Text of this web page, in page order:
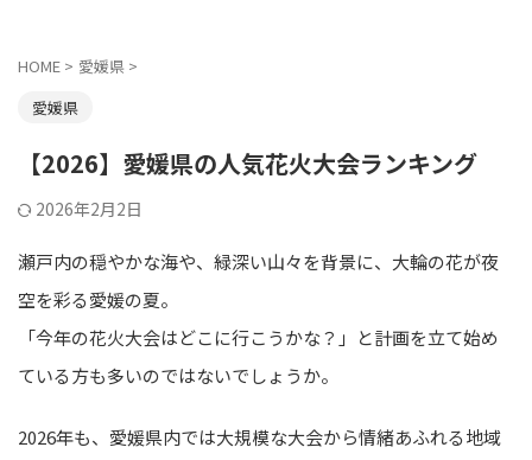
HOME > 愛媛県 >
愛媛県
【2026】愛媛県の人気花火大会ランキング
2026年2月2日
瀬戸内の穏やかな海や、緑深い山々を背景に、大輪の花が夜
空を彩る愛媛の夏。
「今年の花火大会はどこに行こうかな？」と計画を立て始め
ている方も多いのではないでしょうか。
2026年も、愛媛県内では大規模な大会から情緒あふれる地域